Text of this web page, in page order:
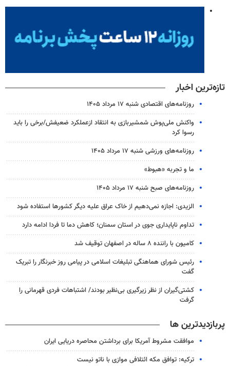
تازه‌ترین اخبار
روزنامه‌های اقتصادی شنبه ۱۷ مرداد ۱۴۰۵
واکنش ملی‌پوش شمشیربازی به انتقاد ازعملکرد ضعیفش/برخی را باید
رسوا کرد
روزنامه‌های ورزشی شنبه ۱۷ مرداد ۱۴۰۵
ما و تجربه «هبوط»
روزنامه‌های صبح شنبه ۱۷ مرداد ۱۴۰۵
الزیدی: اجازه نمی‌دهیم از خاک عراق علیه دیگر کشورها استفاده شود
تداوم ناپایداری جوی در استان سمنان؛ کاهش دما تا فردا ادامه دارد
کامیون با راننده ۸ ساله در اصفهان توقیف شد
رئیس شورای هماهنگی تبلیغات اسلامی در پیامی روز خبرنگار را تبریک
گفت
کشتی‌گیران از نظر زیرگیری بی‌نظیر بودند/ اشتباهات فردی قهرمانی را
گرفت
پربازدیدترین ها
موافقت مشروط آمریکا برای برداشتن محاصره دریایی ایران
ترکیه: توافق مکه ائتلافی موازی با ناتو نیست